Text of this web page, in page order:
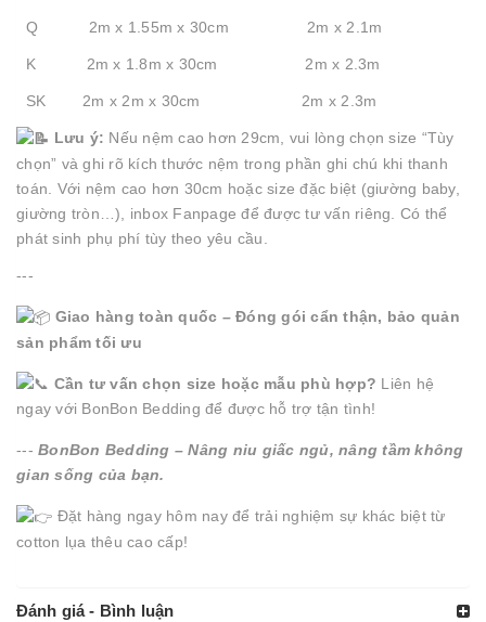
Q 2m x 1.55m x 30cm 2m x 2.1m
K 2m x 1.8m x 30cm 2m x 2.3m
SK 2m x 2m x 30cm 2m x 2.3m
Lưu ý: Nếu nệm cao hơn 29cm, vui lòng chọn size “Tùy
chọn” và ghi rõ kích thước nệm trong phần ghi chú khi thanh
toán. Với nệm cao hơn 30cm hoặc size đặc biệt (giường baby,
giường tròn…), inbox Fanpage để được tư vấn riêng. Có thể
phát sinh phụ phí tùy theo yêu cầu.
---
Giao hàng toàn quốc – Đóng gói cẩn thận, bảo quản
sản phẩm tối ưu
Cần tư vấn chọn size hoặc mẫu phù hợp? Liên hệ
ngay với BonBon Bedding để được hỗ trợ tận tình!
--- BonBon Bedding – Nâng niu giấc ngủ, nâng tầm không
gian sống của bạn.
Đặt hàng ngay hôm nay để trải nghiệm sự khác biệt từ
cotton lụa thêu cao cấp!
Đánh giá - Bình luận